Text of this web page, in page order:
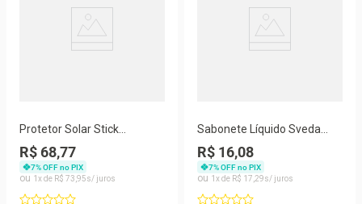
Protetor Solar Stick
Multifuncional Sveda Cor
Médio FPS 75 14g
R$ 68,77
7% OFF no PIX
1
R$ 73 95
Sabonete Líquido Sveda
Hidratante Unissex Amora e
Orquídea Negra 500ml
R$ 16,08
7% OFF no PIX
1
R$ 17 29